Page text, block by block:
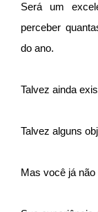
Será um
perceber
do ano.
Talvez ainda
Talvez alguns
Mas você já